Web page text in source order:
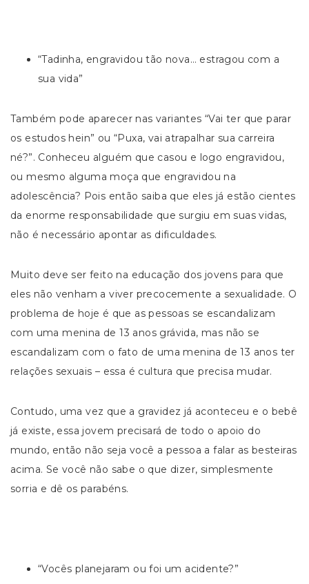
“Tadinha, engravidou tão nova… estragou com a
sua vida”
Também pode aparecer nas variantes “Vai ter que parar
os estudos hein” ou “Puxa, vai atrapalhar sua carreira
né?”. Conheceu alguém que casou e logo engravidou,
ou mesmo alguma moça que engravidou na
adolescência? Pois então saiba que eles já estão cientes
da enorme responsabilidade que surgiu em suas vidas,
não é necessário apontar as dificuldades.
Muito deve ser feito na educação dos jovens para que
eles não venham a viver precocemente a sexualidade. O
problema de hoje é que as pessoas se escandalizam
com uma menina de 13 anos grávida, mas não se
escandalizam com o fato de uma menina de 13 anos ter
relações sexuais – essa é cultura que precisa mudar.
Contudo, uma vez que a gravidez já aconteceu e o bebê
já existe, essa jovem precisará de todo o apoio do
mundo, então não seja você a pessoa a falar as besteiras
acima. Se você não sabe o que dizer, simplesmente
sorria e dê os parabéns.
“Vocês planejaram ou foi um acidente?”